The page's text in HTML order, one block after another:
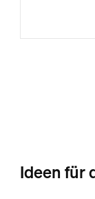
Ideen für